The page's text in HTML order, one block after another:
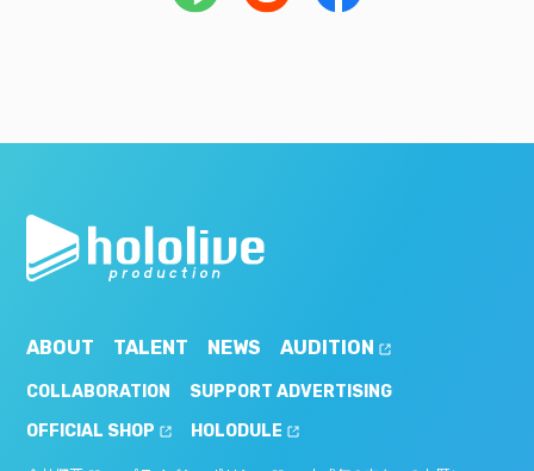
ABOUT TALENT NEWS AUDITION
COLLABORATION
SUPPORT ADVERTISING
OFFICIAL SHOP
HOLODULE